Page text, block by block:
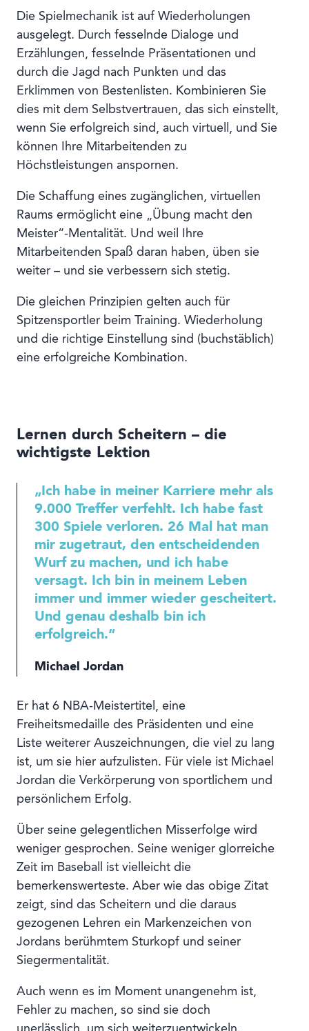
Die Spielmechanik ist auf Wiederholungen
ausgelegt. Durch fesselnde Dialoge und
Erzählungen, fesselnde Präsentationen und
durch die Jagd nach Punkten und das
Erklimmen von Bestenlisten. Kombinieren Sie
dies mit dem Selbstvertrauen, das sich einstellt,
wenn Sie erfolgreich sind, auch virtuell, und Sie
können Ihre Mitarbeitenden zu
Höchstleistungen anspornen.
Die Schaffung eines zugänglichen, virtuellen
Raums ermöglicht eine „Übung macht den
Meister“-Mentalität. Und weil Ihre
Mitarbeitenden Spaß daran haben, üben sie
weiter – und sie verbessern sich stetig.
Die gleichen Prinzipien gelten auch für
Spitzensportler beim Training. Wiederholung
und die richtige Einstellung sind (buchstäblich)
eine erfolgreiche Kombination.
Lernen durch Scheitern – die
wichtigste Lektion
„Ich habe in meiner Karriere mehr als
9.000 Treffer verfehlt. Ich habe fast
300 Spiele verloren. 26 Mal hat man
mir zugetraut, den entscheidenden
Wurf zu machen, und ich habe
versagt. Ich bin in meinem Leben
immer und immer wieder gescheitert.
Und genau deshalb bin ich
erfolgreich.“
Michael Jordan
Er hat 6 NBA-Meistertitel, eine
Freiheitsmedaille des Präsidenten und eine
Liste weiterer Auszeichnungen, die viel zu lang
ist, um sie hier aufzulisten. Für viele ist Michael
Jordan die Verkörperung von sportlichem und
persönlichem Erfolg.
Über seine gelegentlichen Misserfolge wird
weniger gesprochen. Seine weniger glorreiche
Zeit im Baseball ist vielleicht die
bemerkenswerteste. Aber wie das obige Zitat
zeigt, sind das Scheitern und die daraus
gezogenen Lehren ein Markenzeichen von
Jordans berühmtem Sturkopf und seiner
Siegermentalität.
Auch wenn es im Moment unangenehm ist,
Fehler zu machen, so sind sie doch